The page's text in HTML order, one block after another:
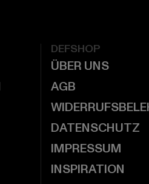
DEFSHOP
ÜBER UNS
AGB
DATENSCHUTZ
IMPRESSUM
INSPIRATION